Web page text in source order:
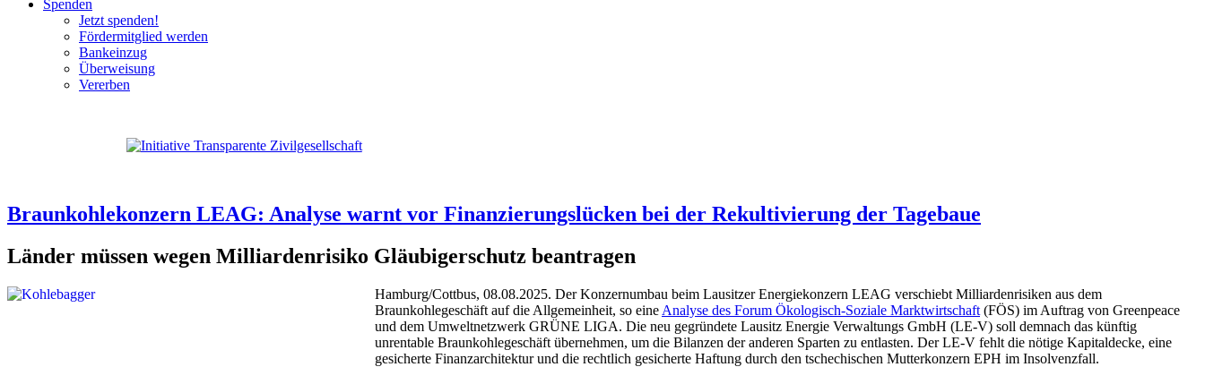
Spenden
Jetzt spenden!
Fördermitglied werden
Bankeinzug
Überweisung
Vererben
Braunkohlekonzern LEAG: Analyse warnt vor Finanzierungslücken bei der Rekultivierung der Tagebaue
Länder müssen wegen Milliardenrisiko Gläubigerschutz beantragen
Hamburg/Cottbus, 08.08.2025. Der Konzernumbau beim Lausitzer Energiekonzern LEAG verschiebt Milliardenrisiken aus dem
Braunkohlegeschäft auf die Allgemeinheit, so eine Analyse des Forum Ökologisch-Soziale Marktwirtschaft (FÖS) im Auftrag von Greenpeace
und dem Umweltnetzwerk GRÜNE LIGA. Die neu gegründete Lausitz Energie Verwaltungs GmbH (LE-V) soll demnach das künftig
unrentable Braunkohlegeschäft übernehmen, um die Bilanzen der anderen Sparten zu entlasten. Der LE-V fehlt die nötige Kapitaldecke, eine
gesicherte Finanzarchitektur und die rechtlich gesicherte Haftung durch den tschechischen Mutterkonzern EPH im Insolvenzfall.